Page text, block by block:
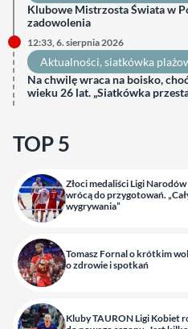
Klubowe Mistrzosta Świata w
zadowolenia
12:33, 6. sierpnia 2026
Aktualności, siatkówka
Na chwilę wraca na boisko,
wieku 26 lat. „Siatkówka
TOP 5
Złoci medaliści Ligi
wrócą do przygotowań.
wygrywania”
Tomasz Fornal o krótkim
o zdrowie i spotkań
Kluby TAURON Ligi Kobiet